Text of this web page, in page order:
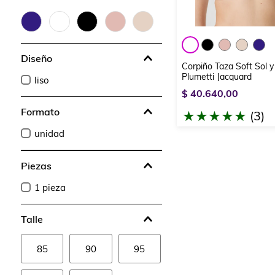
Diseño
liso
Formato
unidad
Piezas
1 pieza
Talle
85 90 95
Corpiño Taza Soft Sol
Plumetti Jacquard
$ 40.640,00
★★★★★ (3)